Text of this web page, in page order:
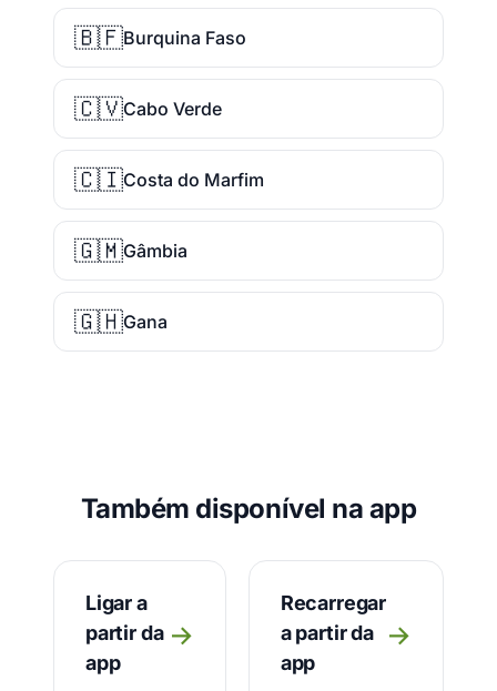
🇧🇫Burquina Faso
🇨🇻Cabo Verde
🇨🇮Costa do Marfim
🇬🇲Gâmbia
🇬🇭Gana
Também disponível na app
Ligar a
partir da
app
→
Recarregar
a partir da
app
→